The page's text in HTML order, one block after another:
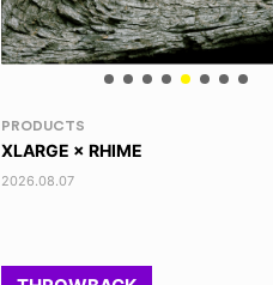
NEWS
TOBY RYAN - PRO FOR REAL
2026.08.08